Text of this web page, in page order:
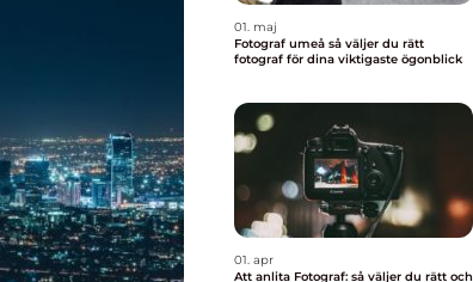
01. maj
Fotograf umeå så väljer du rätt
fotograf för dina viktigaste ögonblick
01. apr
Att anlita Fotograf: så väljer du rätt och